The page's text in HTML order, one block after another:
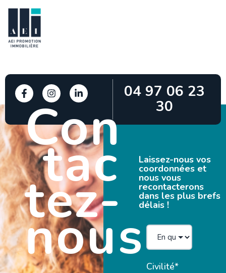
04 97 06 23
30
Con
tac
tez-
nous
Laissez-nous vos
coordonnées et
nous vous
recontacterons
dans les plus brefs
délais !
Civilité*